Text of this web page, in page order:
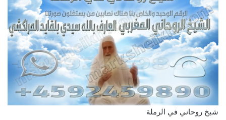
شيخ روحاني في الرملة